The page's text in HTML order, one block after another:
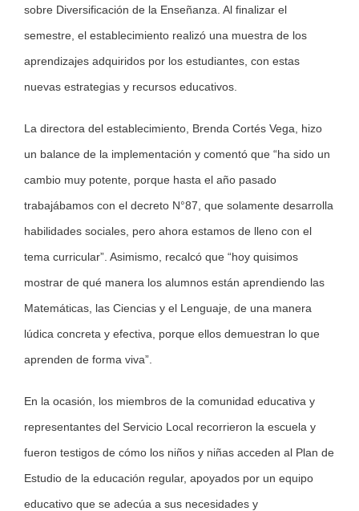
sobre Diversificación de la Enseñanza. Al finalizar el
semestre, el establecimiento realizó una muestra de los
aprendizajes adquiridos por los estudiantes, con estas
nuevas estrategias y recursos educativos.
La directora del establecimiento, Brenda Cortés Vega, hizo
un balance de la implementación y comentó que “ha sido un
cambio muy potente, porque hasta el año pasado
trabajábamos con el decreto N°87, que solamente desarrolla
habilidades sociales, pero ahora estamos de lleno con el
tema curricular”. Asimismo, recalcó que “hoy quisimos
mostrar de qué manera los alumnos están aprendiendo las
Matemáticas, las Ciencias y el Lenguaje, de una manera
lúdica concreta y efectiva, porque ellos demuestran lo que
aprenden de forma viva”.
En la ocasión, los miembros de la comunidad educativa y
representantes del Servicio Local recorrieron la escuela y
fueron testigos de cómo los niños y niñas acceden al Plan de
Estudio de la educación regular, apoyados por un equipo
educativo que se adecúa a sus necesidades y